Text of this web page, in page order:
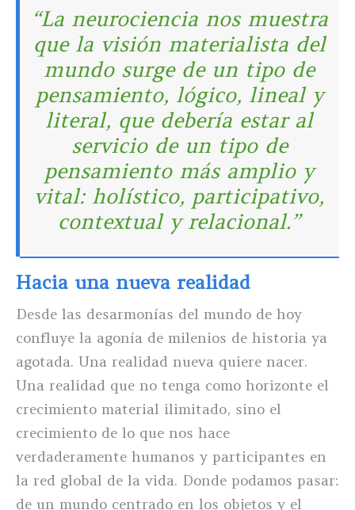
“La neurociencia nos muestra
que la visión materialista del
mundo surge de un tipo de
pensamiento, lógico, lineal y
literal, que debería estar al
servicio de un tipo de
pensamiento más amplio y
vital: holístico, participativo,
contextual y relacional.”
Hacia una nueva realidad
Desde las desarmonías del mundo de hoy
confluye la agonía de milenios de historia ya
agotada. Una realidad nueva quiere nacer.
Una realidad que no tenga como horizonte el
crecimiento material ilimitado, sino el
crecimiento de lo que nos hace
verdaderamente humanos y participantes en
la red global de la vida. Donde podamos pasar:
de un mundo centrado en los objetos y el